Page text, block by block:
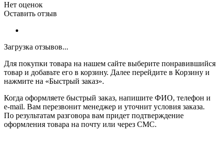
Нет оценок
Оставить отзыв
Загрузка отзывов...
Для покупки товара на нашем сайте выберите понравившийся
товар и добавьте его в корзину. Далее перейдите в Корзину и
нажмите на «Быстрый заказ».
Когда оформляете быстрый заказ, напишите ФИО, телефон и
e-mail. Вам перезвонит менеджер и уточнит условия заказа.
По результатам разговора вам придет подтверждение
оформления товара на почту или через СМС.